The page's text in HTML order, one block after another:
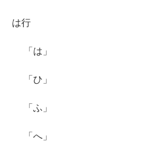
は行
「は」
「ひ」
「ふ」
「へ」